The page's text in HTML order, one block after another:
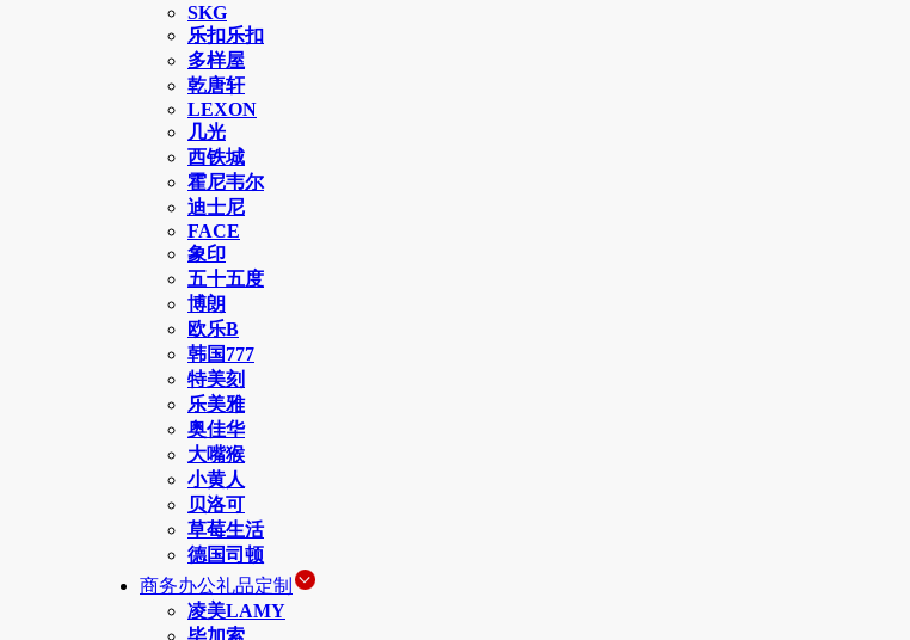
SKG
乐扣乐扣
多样屋
乾唐轩
LEXON
几光
西铁城
霍尼韦尔
迪士尼
FACE
象印
五十五度
博朗
欧乐B
韩国777
特美刻
乐美雅
奥佳华
大嘴猴
小黄人
贝洛可
草莓生活
德国司顿
商务办公礼品定制
凌美LAMY
毕加索